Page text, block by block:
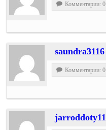
Комментарии: 0
saundra3116
Комментарии: 0
jarroddoty11